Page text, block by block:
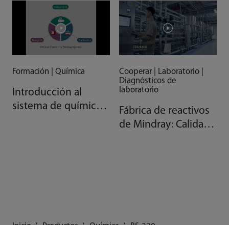
Formación | Química
Introducción al
sistema de química
Cooperar | Laboratorio |
Diagnósticos de
laboratorio
Fábrica de reactivos
de Mindray: Calidad